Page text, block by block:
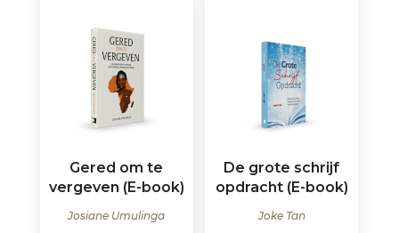
Gered om te
vergeven (E-book)
Josiane Umulinga
De grote schrijf
opdracht (E-book)
Joke Tan